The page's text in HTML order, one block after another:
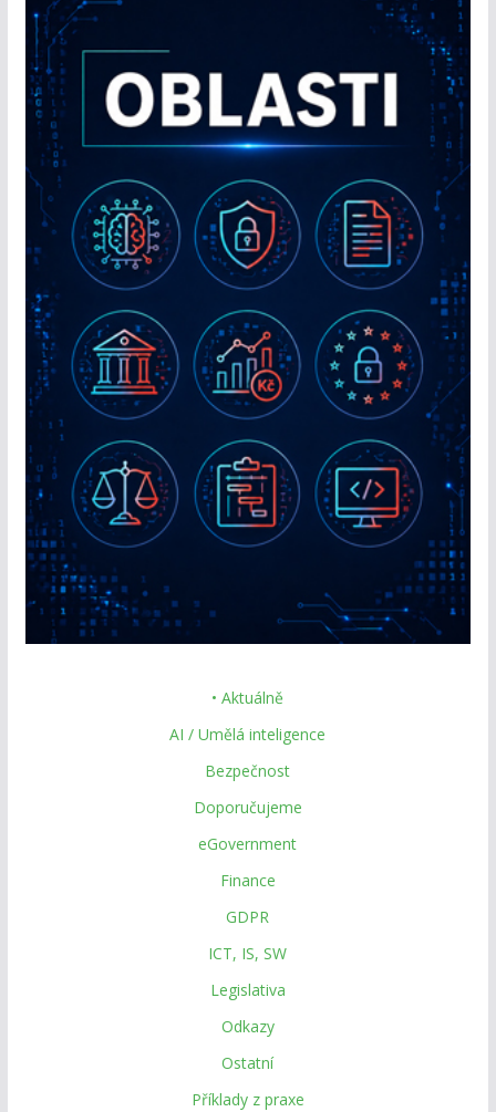
• Aktuálně
AI / Umělá inteligence
Bezpečnost
Doporučujeme
eGovernment
Finance
GDPR
ICT, IS, SW
Legislativa
Odkazy
Ostatní
Příklady z praxe